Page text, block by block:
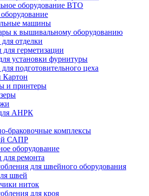
оборудование ВТО
машины
к вышивальному оборудованию
отделки
герметизации
установки фурнитуры
подготовительного цеха
Картон
и принтеры
АНРК
браковочные комплексы
САПР
оборудование
ремонта
для швейного оборудования
швей
ниток
для кроя